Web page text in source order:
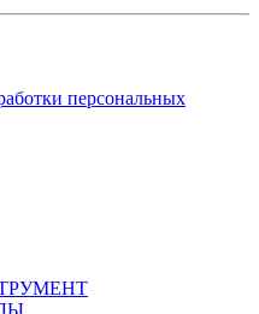
персональных